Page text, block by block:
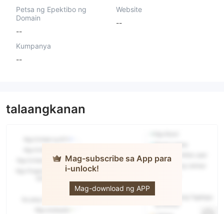
Petsa ng Epektibo ng
Domain
--
Website
--
Kumpanya
--
talaangkanan
Mag-subscribe sa App para
i-unlock!
Mag-download ng APP
Securities